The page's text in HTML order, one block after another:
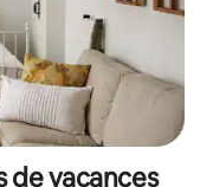
de vacances